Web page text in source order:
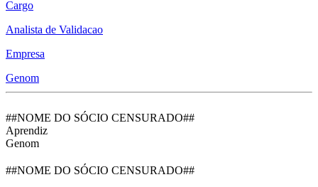
Cargo
Analista de Validacao
Empresa
Genom
##NOME DO SÓCIO CENSURADO##
Aprendiz
Genom
##NOME DO SÓCIO CENSURADO##